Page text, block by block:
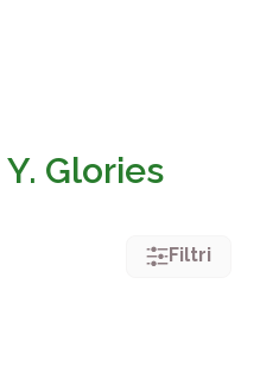
Y. Glories
Filtri